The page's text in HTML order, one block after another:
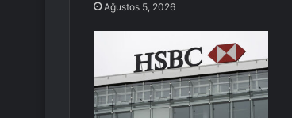
Ağustos 5, 2026